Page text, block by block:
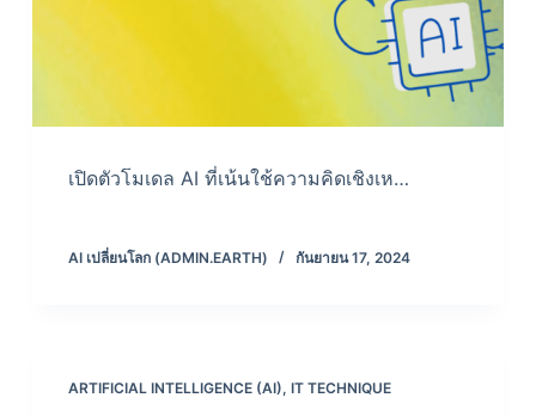
เปิดตัวโมเดล AI ที่เน้นใช้ความคิดเชิงเห…
AI เปลี่ยนโลก (ADMIN.EARTH) กันยายน 17, 2024
ARTIFICIAL INTELLIGENCE (AI), IT TECHNIQUE